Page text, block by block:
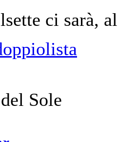
ci sarà,
Sole